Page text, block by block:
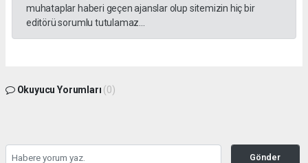
muhataplar haberi geçen ajanslar olup sitemizin hiç bir
editörü sorumlu tutulamaz...
Okuyucu Yorumları (0)
Gönder